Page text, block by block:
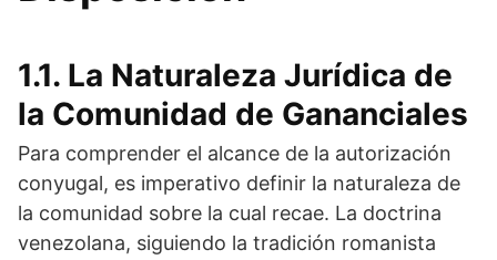
1.1. La Naturaleza Jurídica de
la Comunidad de Gananciales
Para comprender el alcance de la autorización
conyugal, es imperativo definir la naturaleza de
la comunidad sobre la cual recae. La doctrina
venezolana, siguiendo la tradición romanista